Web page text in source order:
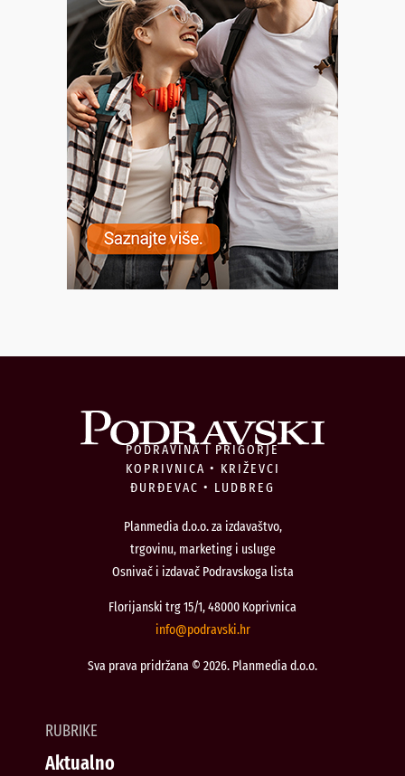
PODRAVINA I PRIGORJE
KOPRIVNICA • KRIŽEVCI
ĐURĐEVAC • LUDBREG
Planmedia d.o.o. za izdavaštvo,
trgovinu, marketing i usluge
Osnivač i izdavač Podravskoga lista
Florijanski trg 15/1, 48000 Koprivnica
rh.iksvardop
@ofni
Sva prava pridržana © 2026. Planmedia d.o.o.
RUBRIKE
Aktualno